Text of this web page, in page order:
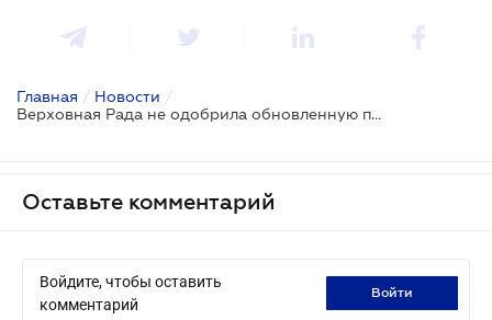
Главная / Новости /
Верховная Рада не одобрила обновленную программу деятельности Кабмина
Оставьте комментарий
Войдите, чтобы оставить
комментарий
войти